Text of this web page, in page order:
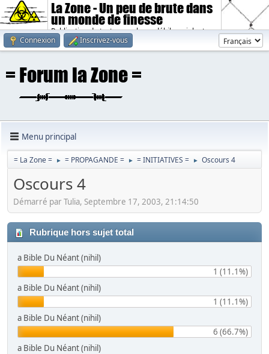
La Zone - Un peu de brute dans
un monde de finesse
Publication de textes sombres, débiles, violents.
Connexion
Inscrivez-vous
Menu principal
= La Zone = ► = PROPAGANDE = ► = INITIATIVES = ► Oscours 4
Oscours 4
Démarré par Tulia, Septembre 17, 2003, 21:14:50
Rubrique hors sujet total
a Bible Du Néant (nihil)
1 (11.1%)
a Bible Du Néant (nihil)
1 (11.1%)
a Bible Du Néant (nihil)
6 (66.7%)
a Bible Du Néant (nihil)